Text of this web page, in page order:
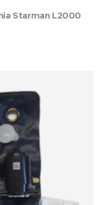
Starman L2000